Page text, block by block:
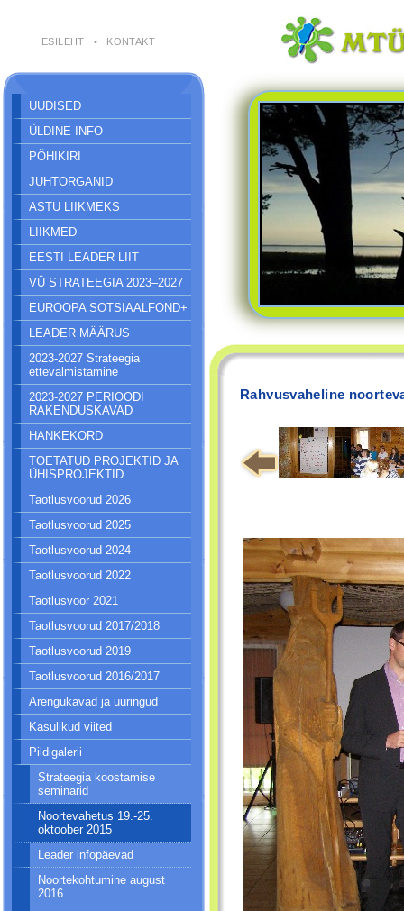
ESILEHT • KONTAKT
UUDISED
ÜLDINE INFO
PÕHIKIRI
JUHTORGANID
ASTU LIIKMEKS
LIIKMED
EESTI LEADER LIIT
VÜ STRATEEGIA 2023–2027
EUROOPA SOTSIAALFOND+
LEADER MÄÄRUS
2023-2027 Strateegia
ettevalmistamine
2023-2027 PERIOODI
RAKENDUSKAVAD
HANKEKORD
TOETATUD PROJEKTID JA
ÜHISPROJEKTID
Taotlusvoorud 2026
Taotlusvoorud 2025
Taotlusvoorud 2024
Taotlusvoorud 2022
Taotlusvoor 2021
Taotlusvoorud 2017/2018
Taotlusvoorud 2019
Taotlusvoorud 2016/2017
Arengukavad ja uuringud
Kasulikud viited
Pildigalerii
Strateegia koostamise
seminarid
Noortevahetus 19.-25.
oktoober 2015
Leader infopäevad
Noortekohtumine august
2016
Rahvusvaheline